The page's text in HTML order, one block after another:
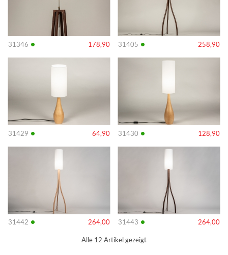
31346 • 178,90 31405 • 258,90
31429 • 64,90
Info
31430 • 128,90
Info
31442 • 264,00
Info
31443 • 264,00
Info
Alle 12 Artikel gezeigt